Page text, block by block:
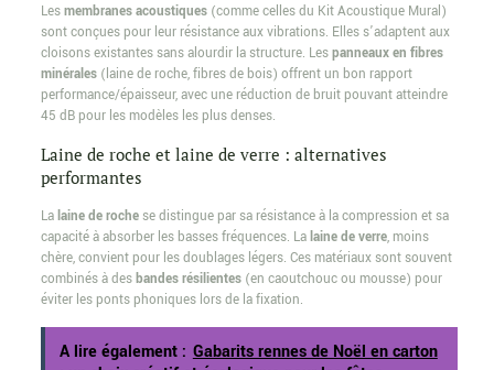
Lesmembranes acoustiques(comme celles du Kit Acoustique Mural)
sont conçues pour leur résistance aux vibrations. Elles s’adaptent aux
cloisons existantes sans alourdir la structure. Lespanneaux en fibres
minérales(laine de roche, fibres de bois) offrent un bon rapport
performance/épaisseur, avec une réduction de bruit pouvant atteindre
45 dB pour les modèles les plus denses.
Laine de roche et laine de verre : alternatives
performantes
Lalaine de rochese distingue par sa résistance à la compression et sa
capacité à absorber les basses fréquences. Lalaine de verre, moins
chère, convient pour les doublages légers. Ces matériaux sont souvent
combinés à desbandes résilientes(en caoutchouc ou mousse) pour
éviter les ponts phoniques lors de la fixation.
A lire également : Gabarits rennes de Noël en carton